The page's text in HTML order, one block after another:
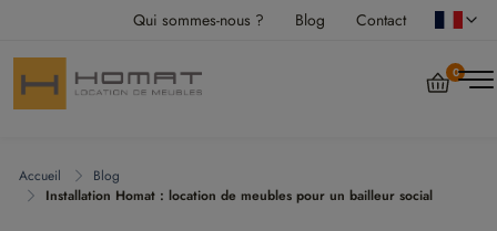
Qui sommes-nous ? Blog Contact
0
Accueil
Blog
Installation Homat : location de meubles pour un bailleur social